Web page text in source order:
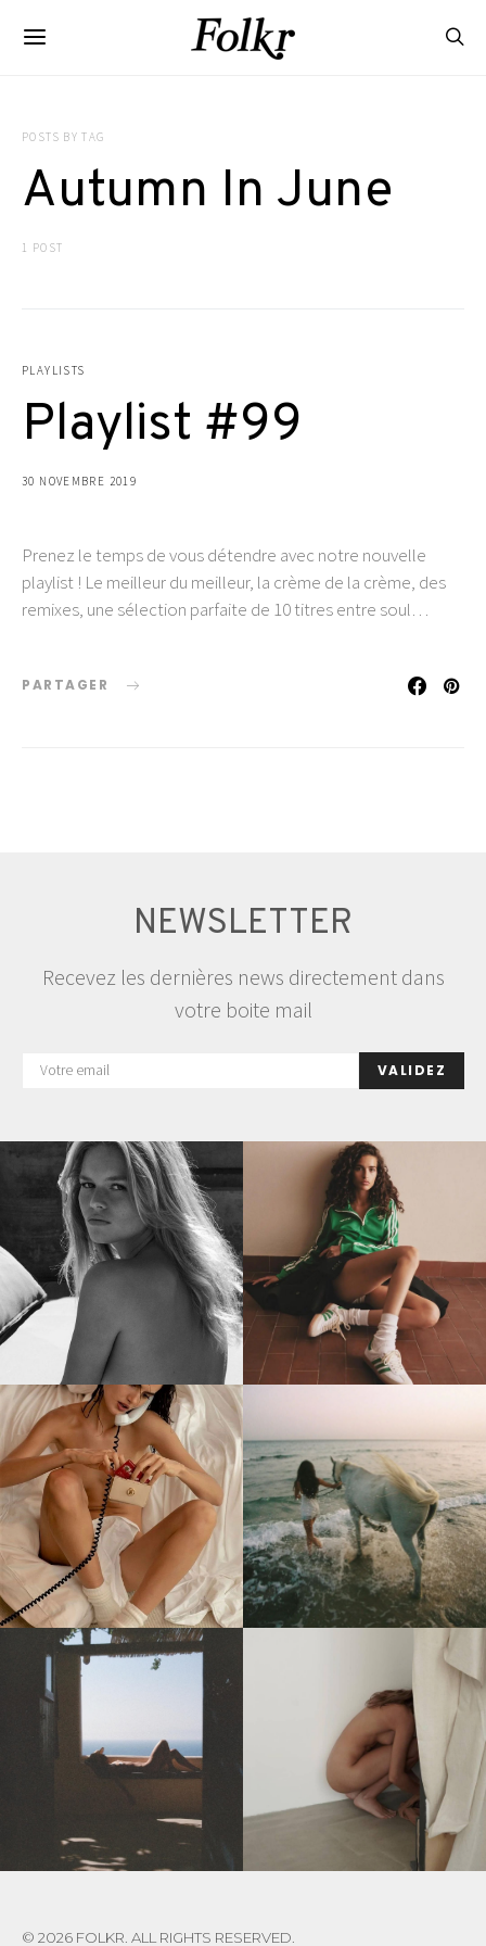
POSTS BY TAG
Autumn In June
1 POST
PLAYLISTS
Playlist #99
30 NOVEMBRE 2019
Prenez le temps de vous détendre avec notre nouvelle
playlist ! Le meilleur du meilleur, la crème de la crème, des
remixes, une sélection parfaite de 10 titres entre soul…
PARTAGER
NEWSLETTER
Recevez les dernières news directement dans
votre boite mail
VALIDEZ
© 2026 FOLKR. ALL RIGHTS RESERVED.